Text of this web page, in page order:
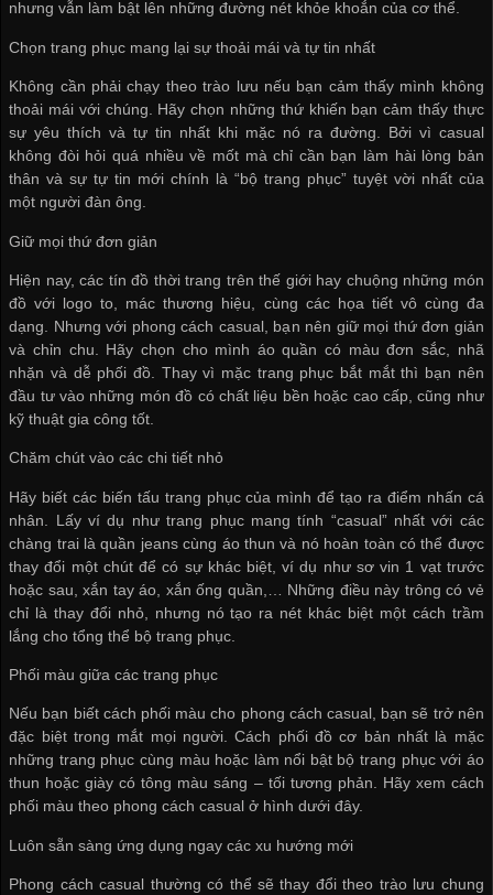
nhưng vẫn làm bật lên những đường nét khỏe khoắn của cơ thể.
Chọn trang phục mang lại sự thoải mái và tự tin nhất
Không cần phải chạy theo trào lưu nếu bạn cảm thấy mình không
thoải mái với chúng. Hãy chọn những thứ khiến bạn cảm thấy thực
sự yêu thích và tự tin nhất khi mặc nó ra đường. Bởi vì casual
không đòi hỏi quá nhiều về mốt mà chỉ cần bạn làm hài lòng bản
thân và sự tự tin mới chính là “bộ trang phục” tuyệt vời nhất của
một người đàn ông.
Giữ mọi thứ đơn giản
Hiện nay, các tín đồ thời trang trên thế giới hay chuộng những món
đồ với logo to, mác thương hiệu, cùng các họa tiết vô cùng đa
dạng. Nhưng với phong cách casual, bạn nên giữ mọi thứ đơn giản
và chỉn chu. Hãy chọn cho mình áo quần có màu đơn sắc, nhã
nhặn và dễ phối đồ. Thay vì mặc trang phục bắt mắt thì bạn nên
đầu tư vào những món đồ có chất liệu bền hoặc cao cấp, cũng như
kỹ thuật gia công tốt.
Chăm chút vào các chi tiết nhỏ
Hãy biết các biến tấu trang phục của mình để tạo ra điểm nhấn cá
nhân. Lấy ví dụ như trang phục mang tính “casual” nhất với các
chàng trai là quần jeans cùng áo thun và nó hoàn toàn có thể được
thay đổi một chút để có sự khác biệt, ví dụ như sơ vin 1 vạt trước
hoặc sau, xắn tay áo, xắn ống quần,… Những điều này trông có vẻ
chỉ là thay đổi nhỏ, nhưng nó tạo ra nét khác biệt một cách trầm
lắng cho tổng thể bộ trang phục.
Phối màu giữa các trang phục
Nếu bạn biết cách phối màu cho phong cách casual, bạn sẽ trở nên
đặc biệt trong mắt mọi người. Cách phối đồ cơ bản nhất là mặc
những trang phục cùng màu hoặc làm nổi bật bộ trang phục với áo
thun hoặc giày có tông màu sáng – tối tương phản. Hãy xem cách
phối màu theo phong cách casual ở hình dưới đây.
Luôn sẵn sàng ứng dụng ngay các xu hướng mới
Phong cách casual thường có thể sẽ thay đổi theo trào lưu chung